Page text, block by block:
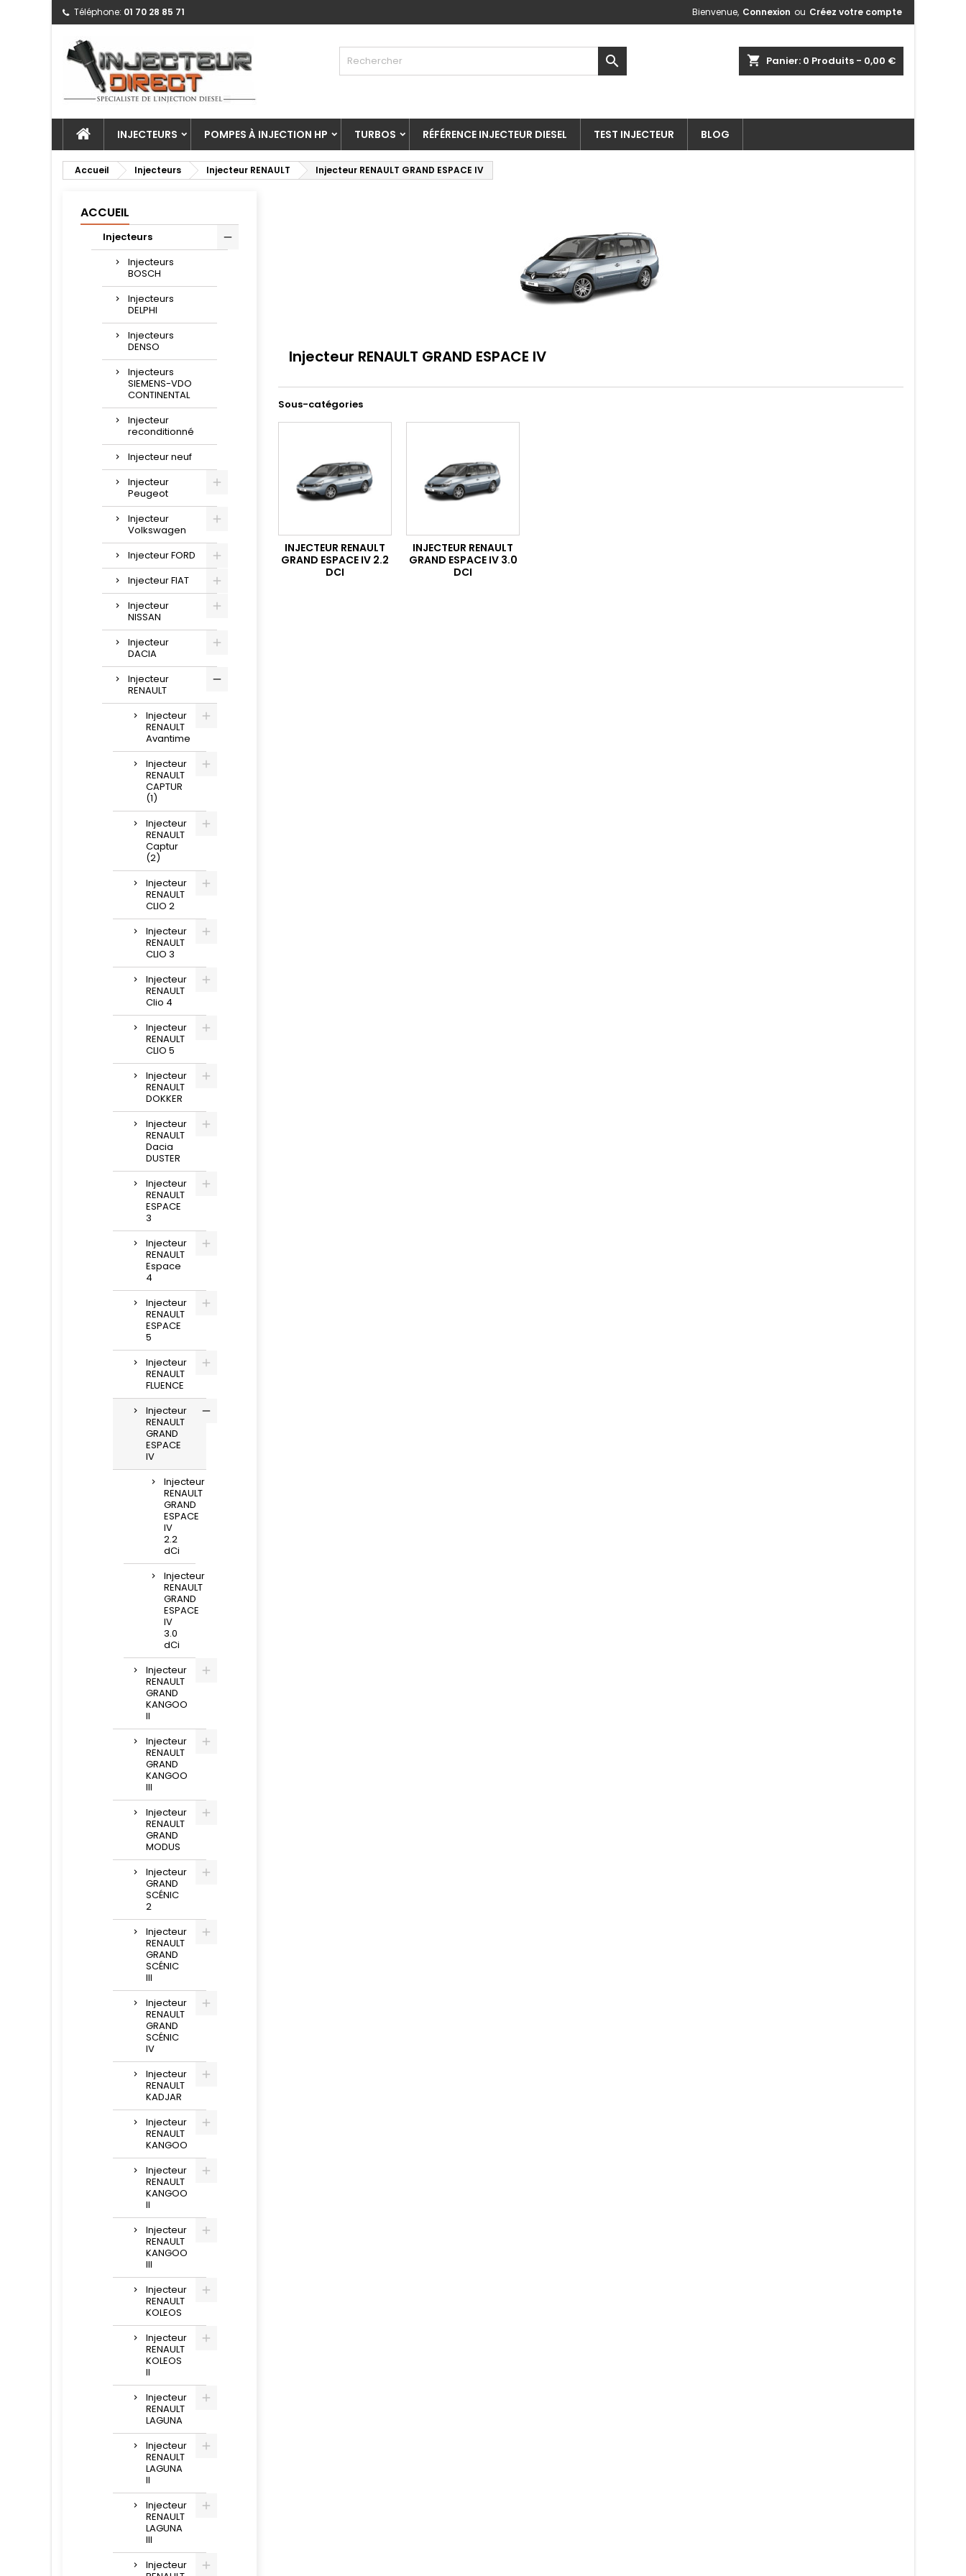
Téléphone: 01 70 28 85 71 Bienvenue, Connexion ou Créez votre compte
shopping_cart Panier: 0 Produits - 0,00 €

INJECTEURS POMPES À INJECTION HP TURBOS RÉFÉRENCE INJECTEUR DIESEL TEST INJECTEUR BLOG
Accueil Injecteurs Injecteur RENAULT Injecteur RENAULT GRAND ESPACE IV
ACCUEIL
Injecteurs
Injecteurs
BOSCH
Injecteurs
DELPHI
Injecteurs
DENSO
Injecteurs
SIEMENS-VDO
CONTINENTAL
Injecteur
reconditionné
Injecteur neuf
Injecteur
Peugeot
Injecteur
Volkswagen
Injecteur FORD
Injecteur FIAT
Injecteur
NISSAN
Injecteur
DACIA
Injecteur
RENAULT
Injecteur
RENAULT
Avantime
Injecteur
RENAULT
CAPTUR
(1)
Injecteur
RENAULT
Captur
(2)
Injecteur
RENAULT
CLIO 2
Injecteur
RENAULT
CLIO 3
Injecteur
RENAULT
Clio 4
Injecteur
RENAULT
CLIO 5
Injecteur
RENAULT
DOKKER
Injecteur
RENAULT
Dacia
DUSTER
Injecteur
RENAULT
ESPACE
3
Injecteur
RENAULT
Espace
4
Injecteur
RENAULT
ESPACE
5
Injecteur
RENAULT
FLUENCE
Injecteur
RENAULT
GRAND
ESPACE
IV
Injecteur
RENAULT
GRAND
ESPACE
IV
2.2
dCi
Injecteur
RENAULT
GRAND
ESPACE
IV
3.0
dCi
Injecteur
RENAULT
GRAND
KANGOO
II
Injecteur
RENAULT
GRAND
KANGOO
III
Injecteur
RENAULT
GRAND
MODUS
Injecteur
GRAND
SCÉNIC
2
Injecteur
RENAULT
GRAND
SCÉNIC
III
Injecteur
RENAULT
GRAND
SCÉNIC
IV
Injecteur
RENAULT
KADJAR
Injecteur
RENAULT
KANGOO
Injecteur
RENAULT
KANGOO
II
Injecteur
RENAULT
KANGOO
III
Injecteur
RENAULT
KOLEOS
Injecteur
RENAULT
KOLEOS
II
Injecteur
RENAULT
LAGUNA
Injecteur
RENAULT
LAGUNA
II
Injecteur
RENAULT
LAGUNA
III
Injecteur
Injecteur RENAULT GRAND ESPACE IV
Sous-catégories
INJECTEUR RENAULT
GRAND ESPACE IV 2.2
DCI
INJECTEUR RENAULT
GRAND ESPACE IV 3.0
DCI